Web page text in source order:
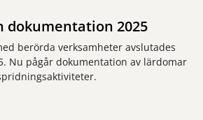
dokumentation 2025
berörda verksamheter avslutades
Nu pågår dokumentation av lärdomar